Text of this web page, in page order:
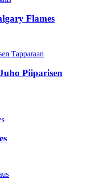
Flames
Piiparisen